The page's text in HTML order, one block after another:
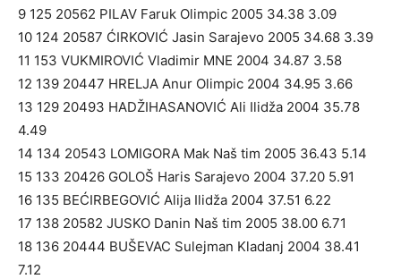
9 125 20562 PILAV Faruk Olimpic 2005 34.38 3.09
10 124 20587 ĆIRKOVIĆ Jasin Sarajevo 2005 34.68 3.39
11 153 VUKMIROVIĆ Vladimir MNE 2004 34.87 3.58
12 139 20447 HRELJA Anur Olimpic 2004 34.95 3.66
13 129 20493 HADŽIHASANOVIĆ Ali Ilidža 2004 35.78
4.49
14 134 20543 LOMIGORA Mak Naš tim 2005 36.43 5.14
15 133 20426 GOLOŠ Haris Sarajevo 2004 37.20 5.91
16 135 BEĆIRBEGOVIĆ Alija Ilidža 2004 37.51 6.22
17 138 20582 JUSKO Danin Naš tim 2005 38.00 6.71
18 136 20444 BUŠEVAC Sulejman Kladanj 2004 38.41
7.12